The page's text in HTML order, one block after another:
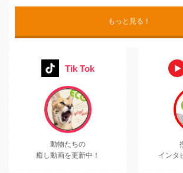
もっと見る！
Tik Tok
動物たちの
癒し動画を更新中！
インタ